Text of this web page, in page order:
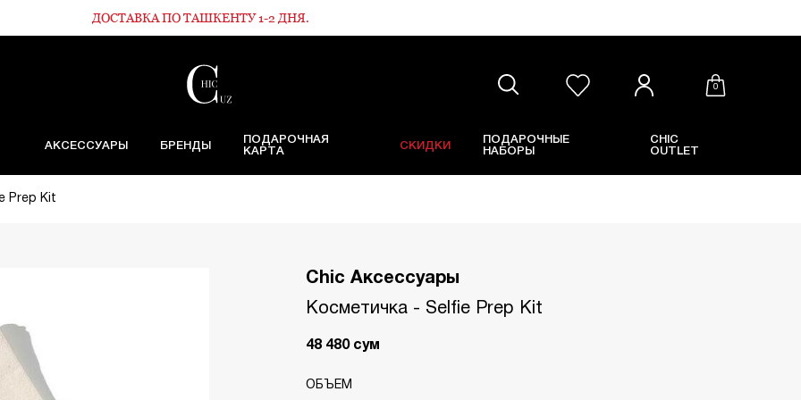
ДОСТАВКА ПО ТАШКЕНТУ 1-2 ДНЯ.
0
АКСЕССУАРЫ БРЕНДЫ
ПОДАРОЧНАЯ
КАРТА
СКИДКИ
ПОДАРОЧНЫЕ
НАБОРЫ
CHIC
OUTLET
Prep Kit
Chic Аксессуары
Косметичка - Selfie Prep Kit
48 480сум
ОБЪЕМ